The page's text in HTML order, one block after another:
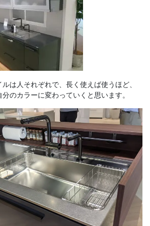
は人それぞれで、長く使えば使うほど、
のカラーに変わっていくと思います。